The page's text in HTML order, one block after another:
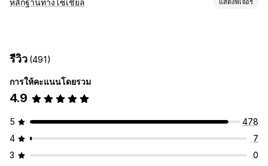
ส่วนย่อยแบบสมบูรณ์
วิธีรวบรวมรีวิว
คำขอทางอีเมล ป๊อปอัพ
นำเข้าและส่งออก
หลักฐานทางโซเชียล แสดงฟีเจอร์
จำนวนรีวิว สินค้าที่ถูกใจ
การวิเคราะห์
การติดตามการมีส่วนร่วม
รีวิว (491)
การให้คะแนนโดยรวม
4.9
5
478
4
7
3
0